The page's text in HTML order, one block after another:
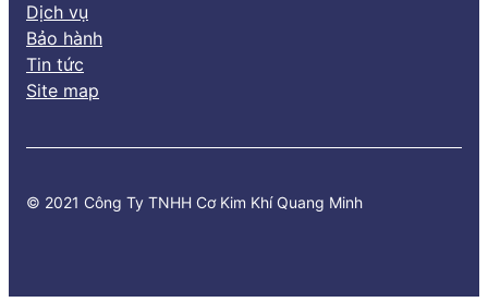
Dịch vụ
Bảo hành
Tin tức
Site map
© 2021 Công Ty TNHH Cơ Kim Khí Quang Minh